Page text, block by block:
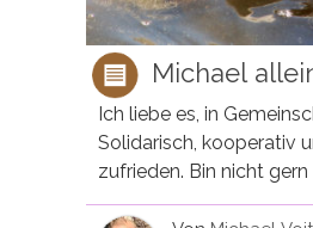
Michael
Ich liebe es, in
Solidarisch, kooperativ
zufrieden. Bin nicht gern